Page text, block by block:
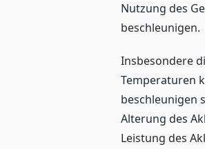
Nutzung des
beschleunigen.
Insbesondere
Temperaturen
beschleunigen
Alterung des
Leistung des